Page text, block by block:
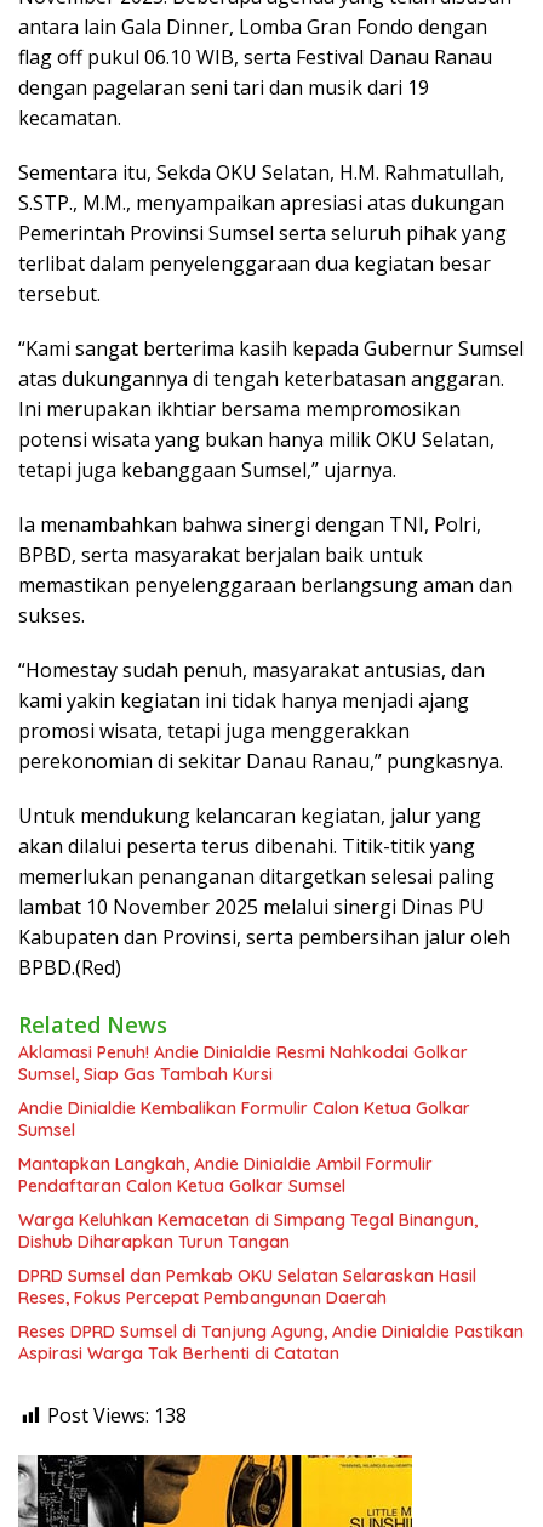
antara lain Gala Dinner, Lomba Gran Fondo dengan
flag off pukul 06.10 WIB, serta Festival Danau Ranau
dengan pagelaran seni tari dan musik dari 19
kecamatan.
Sementara itu, Sekda OKU Selatan, H.M. Rahmatullah,
S.STP., M.M., menyampaikan apresiasi atas dukungan
Pemerintah Provinsi Sumsel serta seluruh pihak yang
terlibat dalam penyelenggaraan dua kegiatan besar
tersebut.
“Kami sangat berterima kasih kepada Gubernur Sumsel
atas dukungannya di tengah keterbatasan anggaran.
Ini merupakan ikhtiar bersama mempromosikan
potensi wisata yang bukan hanya milik OKU Selatan,
tetapi juga kebanggaan Sumsel,” ujarnya.
Ia menambahkan bahwa sinergi dengan TNI, Polri,
BPBD, serta masyarakat berjalan baik untuk
memastikan penyelenggaraan berlangsung aman dan
sukses.
“Homestay sudah penuh, masyarakat antusias, dan
kami yakin kegiatan ini tidak hanya menjadi ajang
promosi wisata, tetapi juga menggerakkan
perekonomian di sekitar Danau Ranau,” pungkasnya.
Untuk mendukung kelancaran kegiatan, jalur yang
akan dilalui peserta terus dibenahi. Titik-titik yang
memerlukan penanganan ditargetkan selesai paling
lambat 10 November 2025 melalui sinergi Dinas PU
Kabupaten dan Provinsi, serta pembersihan jalur oleh
BPBD.(Red)
Related News
Aklamasi Penuh! Andie Dinialdie Resmi Nahkodai Golkar
Sumsel, Siap Gas Tambah Kursi
Andie Dinialdie Kembalikan Formulir Calon Ketua Golkar
Sumsel
Mantapkan Langkah, Andie Dinialdie Ambil Formulir
Pendaftaran Calon Ketua Golkar Sumsel
Warga Keluhkan Kemacetan di Simpang Tegal Binangun,
Dishub Diharapkan Turun Tangan
DPRD Sumsel dan Pemkab OKU Selatan Selaraskan Hasil
Reses, Fokus Percepat Pembangunan Daerah
Reses DPRD Sumsel di Tanjung Agung, Andie Dinialdie Pastikan
Aspirasi Warga Tak Berhenti di Catatan
Post Views: 138